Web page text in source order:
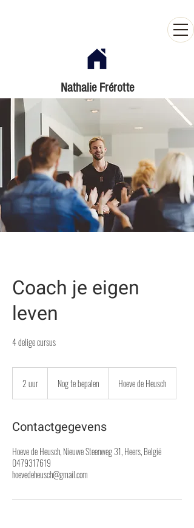
Nathalie Frérotte
Coach je eigen
leven
4 delige cursus
2 uur
bepalen
Nog te bepalen Hoeve de Heusch
Contactgegevens
Hoeve de Heusch, Nieuwe Steenweg 31, Heers, België
0479317619
hoevedeheusch@gmail.com